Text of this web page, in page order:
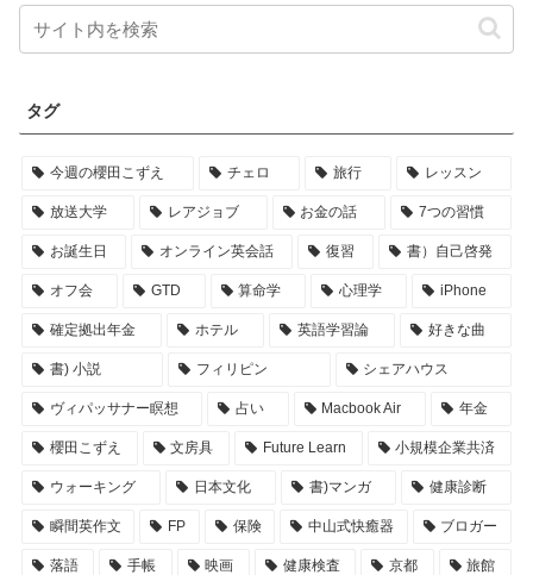
タグ
今週の櫻田こずえ チェロ 旅行 レッスン
放送大学 レアジョブ お金の話 7つの習慣
お誕生日 オンライン英会話 復習 書）自己啓発
オフ会 GTD 算命学 心理学 iPhone
確定拠出年金 ホテル 英語学習論 好きな曲
書) 小説 フィリピン シェアハウス
ヴィパッサナー瞑想 占い Macbook Air 年金
櫻田こずえ 文房具 Future Learn 小規模企業共済
ウォーキング 日本文化 書)マンガ 健康診断
瞬間英作文 FP 保険 中山式快癒器 ブロガー
落語 手帳 映画 健康検査 京都 旅館